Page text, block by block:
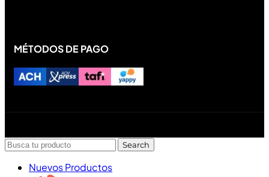
MÉTODOS DE PAGO
Search
Nuevos Productos